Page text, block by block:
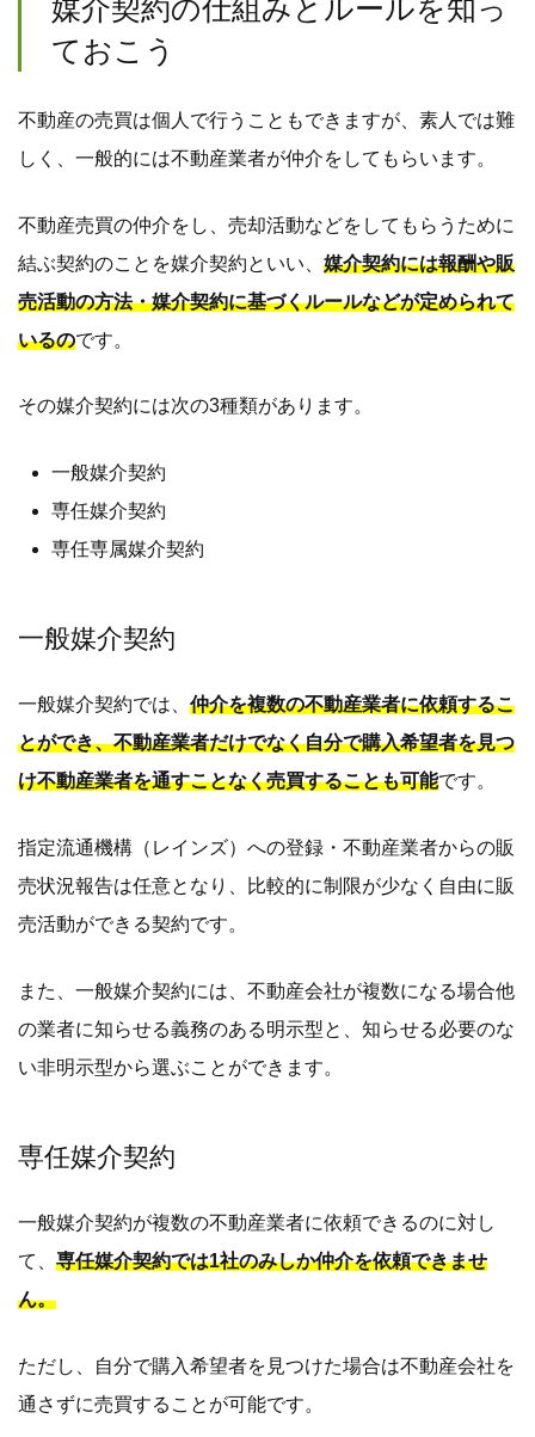
媒介契約の仕組みとルールを知っ
ておこう
不動産の売買は個人で行うこともできますが、素人では難
しく、一般的には不動産業者が仲介をしてもらいます。
不動産売買の仲介をし、売却活動などをしてもらうために
結ぶ契約のことを媒介契約といい、 媒介契約には報酬や販
売活動の方法・媒介契約に基づくルールなどが定められて
いるのです。
その媒介契約には次の3種類があります。
一般媒介契約
専任媒介契約
専任専属媒介契約
一般媒介契約
一般媒介契約では、 仲介を複数の不動産業者に依頼するこ
とができ、不動産業者だけでなく自分で購入希望者を見つ
け不動産業者を通すことなく売買することも可能です。
指定流通機構（レインズ）への登録・不動産業者からの販
売状況報告は任意となり、比較的に制限が少なく自由に販
売活動ができる契約です。
また、一般媒介契約には、不動産会社が複数になる場合他
の業者に知らせる義務のある明示型と、知らせる必要のな
い非明示型から選ぶことができます。
専任媒介契約
一般媒介契約が複数の不動産業者に依頼できるのに対し
て、 専任媒介契約では1社のみしか仲介を依頼できませ
ん。
ただし、自分で購入希望者を見つけた場合は不動産会社を
通さずに売買することが可能です。